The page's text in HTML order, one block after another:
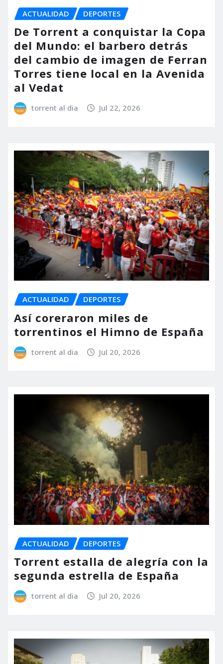
ACTUALIDAD DEPORTES
De Torrent a conquistar la Copa
del Mundo: el barbero detrás
del cambio de imagen de Ferran
Torres tiene local en la Avenida
al Vedat
torrent al dia Jul 22, 2026
ACTUALIDAD DEPORTES
Así coreraron miles de
torrentinos el Himno de España
torrent al dia Jul 20, 2026
ACTUALIDAD DEPORTES
Torrent estalla de alegría con la
segunda estrella de España
torrent al dia Jul 20, 2026